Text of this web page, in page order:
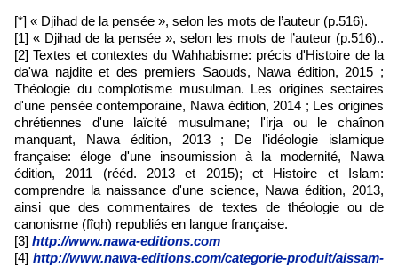
[*] « Djihad de la pensée », selon les mots de l’auteur (p.516).
[1] « Djihad de la pensée », selon les mots de l’auteur (p.516)..
[2] Textes et contextes du Wahhabisme: précis d'Histoire de la
da'wa najdite et des premiers Saouds, Nawa édition, 2015 ;
Théologie du complotisme musulman. Les origines sectaires
d'une pensée contemporaine, Nawa édition, 2014 ; Les origines
chrétiennes d'une laïcité musulmane; l'irja ou le chaînon
manquant, Nawa édition, 2013 ; De l'idéologie islamique
française: éloge d'une insoumission à la modernité, Nawa
édition, 2011 (rééd. 2013 et 2015); et Histoire et Islam:
comprendre la naissance d'une science, Nawa édition, 2013,
ainsi que des commentaires de textes de théologie ou de
canonisme (fîqh) republiés en langue française.
[3] http://www.nawa-editions.com
[4] http://www.nawa-editions.com/categorie-produit/aissam-